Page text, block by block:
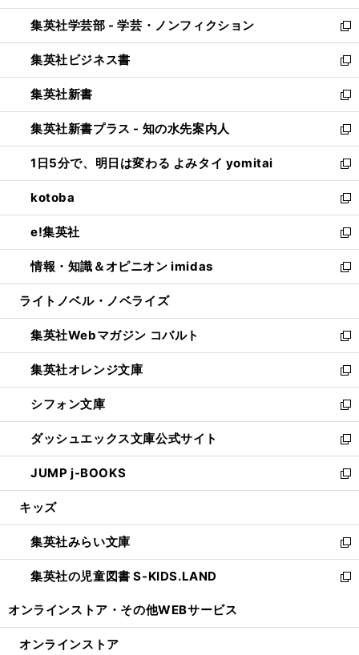
開
く
ウ
で
開
く
ン
ド
ウ
で
開
く
ウ
ィ
ン
ド
ウ
で
開
く
集英社学芸部 - 学芸・ノンフィクション
新
し
い
ウ
ィ
ン
ド
ウ
で
開
く
集英社ビジネス書
新
し
い
ウ
ィ
ン
ド
ウ
で
開
く
集英社新書
新
し
い
ウ
ィ
ン
ド
ウ
で
開
く
集英社新書プラス - 知の水先案内人
新
し
い
ウ
ィ
ン
ド
ウ
で
開
1日5分で、明日は変わる よみタイ yomitai
新
し
い
ウ
ィ
ン
ド
ウ
開
く
kotoba
新
し
い
ウ
ィ
ン
ウ
で
開
く
e!集英社
新
し
い
ウ
ン
ド
ウ
で
開
く
情報・知識＆オピニオン imidas
新
し
ウ
ィ
ン
ド
ウ
で
開
く
ライトノベル・ノベライズ
集英社Webマガジン コバルト
新
し
い
ウ
ィ
ン
ド
ウ
で
開
集英社オレンジ文庫
新
し
い
ウ
ィ
ン
ド
ウ
開
く
シフォン文庫
新
し
い
ウ
ィ
ン
ウ
で
開
く
ダッシュエックス文庫公式サイト
新
し
い
ウ
ン
ド
ウ
で
JUMP j-BOOKS
新
し
ウ
ィ
ン
ド
開
キッズ
集英社みらい文庫
新
し
い
ン
集英社の児童図書 S-KIDS.LAND
新
ウ
オンラインストア・ その他WEBサービス
オンラインストア